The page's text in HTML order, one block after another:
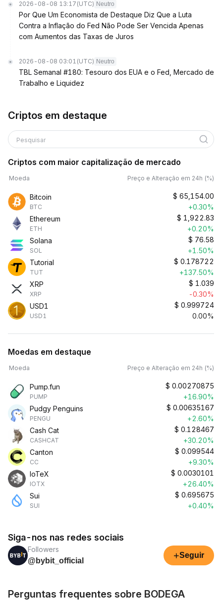
2026-08-08 13:17 (UTC) Neutro
Por Que Um Economista de Destaque Diz Que a Luta
Contra a Inflação do Fed Não Pode Ser Vencida Apenas
com Aumentos das Taxas de Juros
2026-08-08 03:01 (UTC) Neutro
TBL Semanal #180: Tesouro dos EUA e o Fed, Mercado de
Trabalho e Liquidez
Criptos em destaque
Pesquisar
Criptos com maior capitalização de mercado
Moeda Preço e Alteração em 24h (%)
Bitcoin
BTC
$ 65,154.00
+0.30%
Ethereum
ETH
$ 1,922.83
+0.20%
Solana
SOL
$ 76.58
+1.50%
Tutorial
TUT
$ 0.178722
+137.50%
XRP
XRP
$ 1.039
-0.30%
USD1
USD1
$ 0.999724
0.00%
Moedas em destaque
Moeda Preço e Alteração em 24h (%)
Pump.fun
PUMP
$ 0.00270875
+16.90%
Pudgy Penguins
PENGU
$ 0.00635167
+2.60%
Cash Cat
CASHCAT
$ 0.128467
+30.20%
Canton
CC
$ 0.099544
+9.30%
IoTeX
IOTX
$ 0.0030101
+26.40%
Sui
SUI
$ 0.695675
+0.40%
Siga-nos nas redes sociais
Followers
@bybit_official
+Seguir
Perguntas frequentes sobre BODEGA